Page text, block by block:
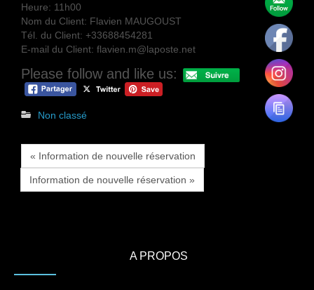
Heure: 11h00
Nom du Client: Flavien MAUGOUST
Tél. du Client: +33688454281
E-mail du Client: flavien.m@laposte.net
Please follow and like us:
Non classé
« Information de nouvelle réservation
Information de nouvelle réservation »
A PROPOS